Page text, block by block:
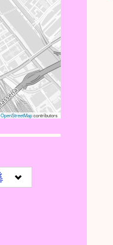
OpenStreetMapcontributors